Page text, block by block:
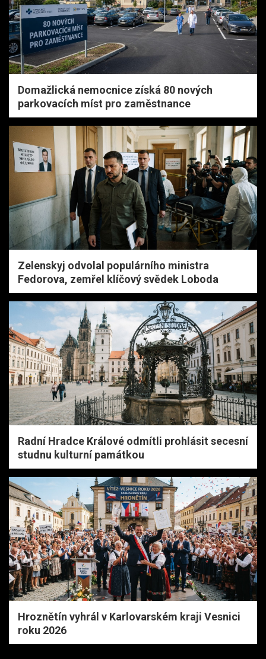
Domažlická nemocnice získá 80 nových
parkovacích míst pro zaměstnance
Zelenskyj odvolal populárního ministra
Fedorova, zemřel klíčový svědek Loboda
Radní Hradce Králové odmítli prohlásit secesní
studnu kulturní památkou
Hroznětín vyhrál v Karlovarském kraji Vesnici
roku 2026